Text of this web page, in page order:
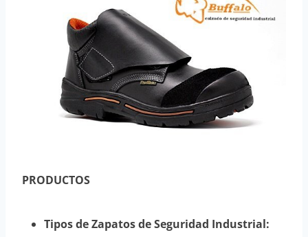
PRODUCTOS
Tipos de Zapatos de Seguridad Industrial: